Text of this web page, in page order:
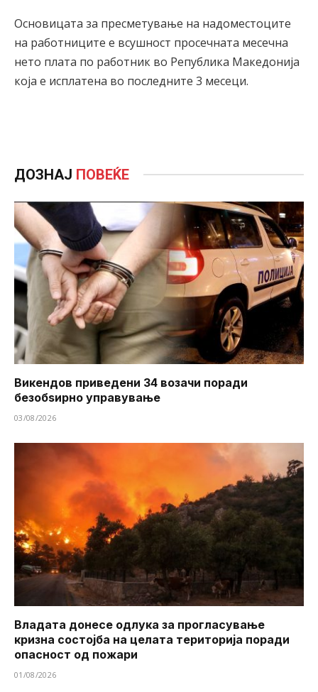
Основицата за пресметување на надоместоците
на работниците е всушност просечната месечна
нето плата по работник во Република Македонија
која е исплатена во последните 3 месеци.
ДОЗНАЈ ПОВЕЌЕ
Викендов приведени 34 возачи поради
безобѕирно управување
03/08/2026
Владата донесе одлука за прогласување
кризна состојба на целата територија поради
опасност од пожари
01/08/2026